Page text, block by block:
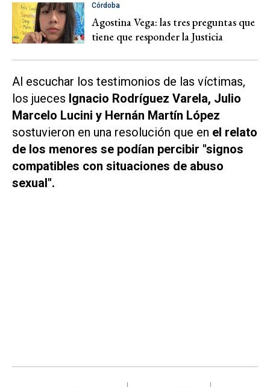
Córdoba
Agostina Vega: las tres preguntas que
tiene que responder la Justicia
Al escuchar los testimonios de las víctimas,
los jueces Ignacio Rodríguez Varela, Julio
Marcelo Lucini y Hernán Martín López
sostuvieron en una resolución que en el relato
de los menores se podían percibir "signos
compatibles con situaciones de abuso
sexual".